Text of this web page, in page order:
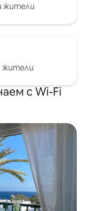
жители
жители
с Wi-Fi